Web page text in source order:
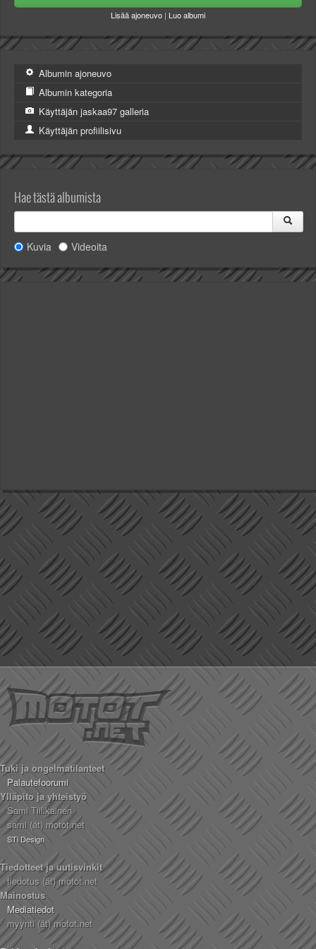
Valitse paikkakunta
Tampereen sää
Oulun sää
Kuopion sää
Rovaniemen sää
MUUT
VIP-jäsenyys
Paidat ja vaatteet
Suunnittele oma paita
Mainostus
Palaute
Lisää ajoneuvo | Luo albumi
Albumin ajoneuvo
Albumin kategoria
Käyttäjän jaskaa97 galleria
Käyttäjän profiilisivu
Hae tästä albumista
Kuvia Videoita
Tuki ja ongelmatilanteet
Palautefoorumi
Ylläpito ja yhteistyö
Sami Tiilikainen
sami (ät) motot.net
STi Design
Tiedotteet ja uutisvinkit
tiedotus (ät) motot.net
Mainostus
Mediatiedot
myynti (ät) motot.net